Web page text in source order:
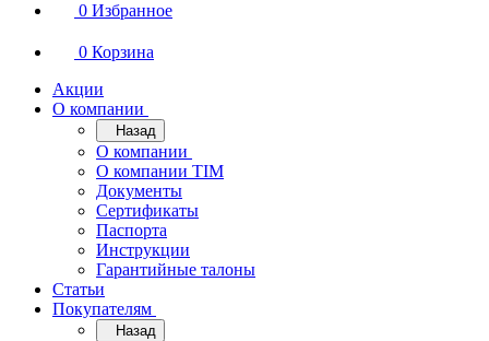
0 Избранное
0 Корзина
Акции
О компании
Назад
О компании
О компании TIM
Документы
Сертификаты
Паспорта
Инструкции
Гарантийные талоны
Статьи
Покупателям
Назад